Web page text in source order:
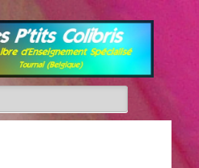
Les P'tits Colibris